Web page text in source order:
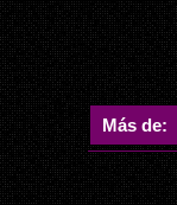
Más de: